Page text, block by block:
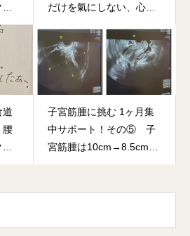
挑
だけを氣にしない、心・
道
腰
子宮筋腫に挑む 1ヶ月集
中サポート⁡！その⑤ 子
宮筋腫は10cm→8.5cmと